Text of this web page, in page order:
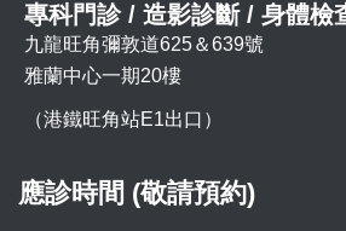
專科門診 / 造影診斷 / 身體檢
九龍旺角彌敦道625＆639號
雅蘭中心一期20樓
（港鐵旺角站E1出口）
應診時間 (敬請預約)